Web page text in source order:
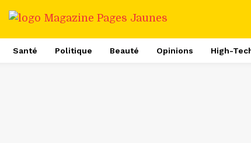
Santé Politique Beauté Opinions High-